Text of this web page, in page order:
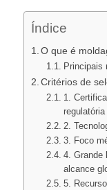
Índice
O que é
Principais
Critérios de
1.
regulatória
2.
3. Foco
4. Grande
alcance
5.